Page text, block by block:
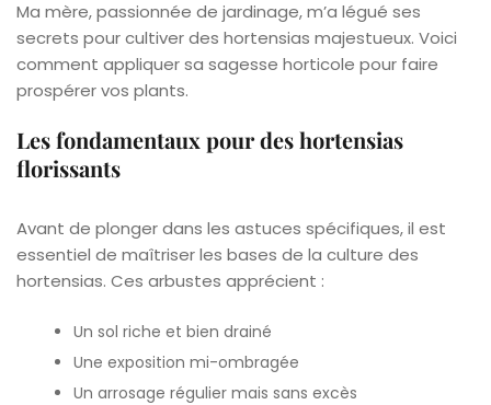
Ma mère, passionnée de jardinage, m’a légué ses
secrets pour cultiver des hortensias majestueux. Voici
comment appliquer sa sagesse horticole pour faire
prospérer vos plants.
Les fondamentaux pour des hortensias
florissants
Avant de plonger dans les astuces spécifiques, il est
essentiel de maîtriser les bases de la culture des
hortensias. Ces arbustes apprécient :
Un sol riche et bien drainé
Une exposition mi-ombragée
Un arrosage régulier mais sans excès